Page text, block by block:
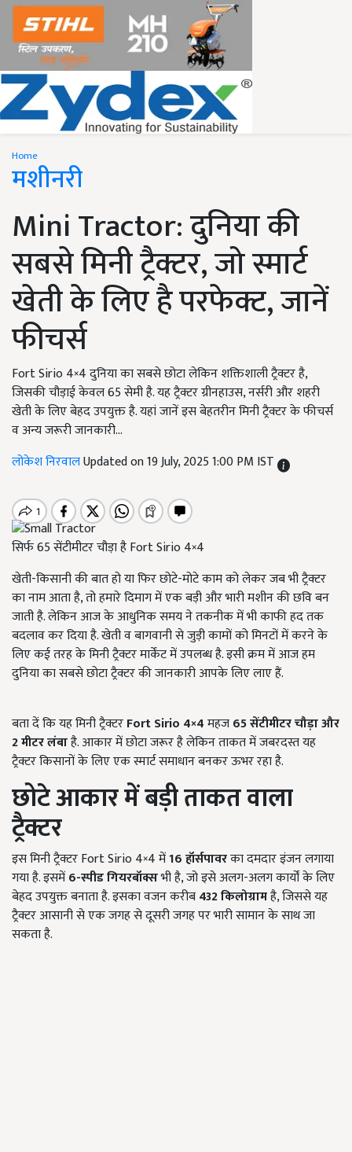
Home
मशीनरी
Mini Tractor: दुनिया की
सबसे मिनी ट्रैक्टर, जो स्मार्ट
खेती के लिए है परफेक्ट, जानें
फीचर्स
Fort Sirio 4×4 दुनिया का सबसे छोटा लेकिन शक्तिशाली ट्रैक्टर है,
जिसकी चौड़ाई केवल 65 सेमी है. यह ट्रैक्टर ग्रीनहाउस, नर्सरी और शहरी
खेती के लिए बेहद उपयुक्त है. यहां जानें इस बेहतरीन मिनी ट्रैक्टर के फीचर्स
व अन्य जरूरी जानकारी...
लोकेश निरवालUpdated on 19 July, 2025 1:00 PM IST
सिर्फ 65 सेंटीमीटर चौड़ा है Fort Sirio 4×4
खेती-किसानी की बात हो या फिर छोटे-मोटे काम को लेकर जब भी ट्रैक्टर
का नाम आता है, तो हमारे दिमाग में एक बड़ी और भारी मशीन की छवि बन
जाती है. लेकिन आज के आधुनिक समय ने तकनीक में भी काफी हद तक
बदलाव कर दिया है. खेती व बागवानी से जुड़ी कामों को मिनटों में करने के
लिए कई तरह के मिनी ट्रैक्टर मार्केंट में उपलब्ध है. इसी क्रम में आज हम
दुनिया का सबसे छोटा ट्रैक्टर की जानकारी आपके लिए लाए हैं.
बता दें कि यह मिनी ट्रैक्टरFort Sirio 4×4महज65सेंटीमीटर चौड़ा और
2मीटर लंबाहै. आकार में छोटा जरूर है लेकिन ताकत में जबरदस्त यह
ट्रैक्टर किसानों के लिए एक स्मार्ट समाधान बनकर ऊभर रहा है.
छोटे आकार में बड़ी ताकत वाला
ट्रैक्टर
इस मिनी ट्रैक्टर Fort Sirio 4×4 में16हॉर्सपावरका दमदार इंजन लगाया
गया है. इसमें6-स्पीड गियरबॉक्सभी है, जो इसे अलग-अलग कार्यों के लिए
बेहद उपयुक्त बनाता है. इसका वजन करीब432किलोग्रामहै, जिससे यह
ट्रैक्टर आसानी से एक जगह से दूसरी जगह पर भारी सामान के साथ जा
सकता है.